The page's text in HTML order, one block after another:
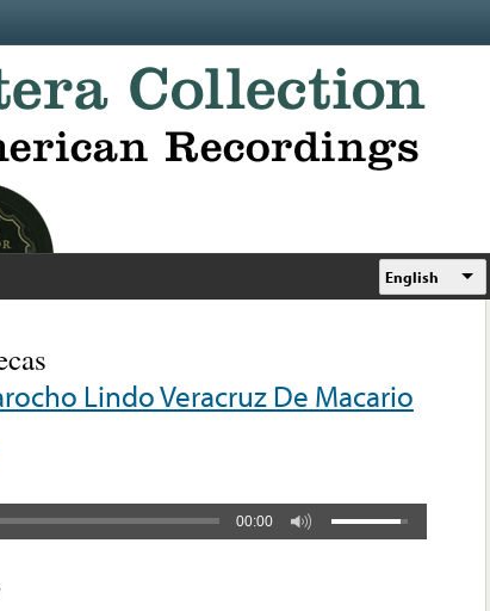
English
Lindo Veracruz De Macario
00:00